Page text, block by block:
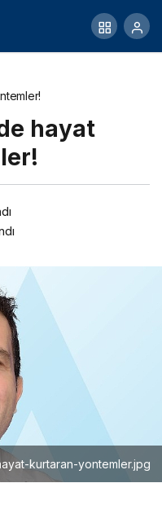
hayat
kurtaran-yontemler.jpg
ilaçların yurt içi